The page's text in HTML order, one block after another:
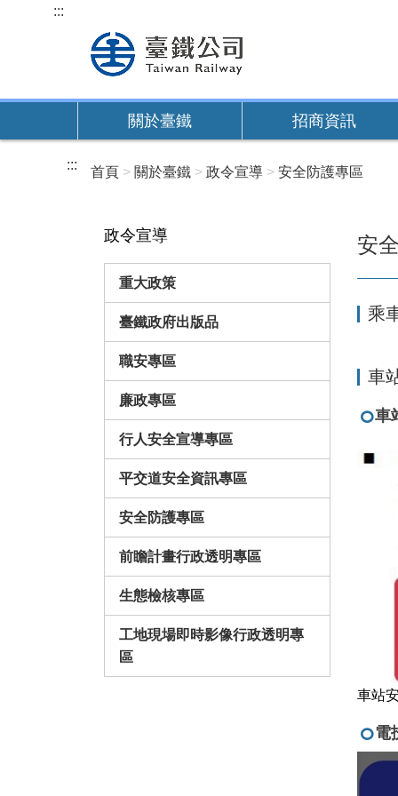
內
:::
關於臺鐵 招商資訊
::: 首頁 關於臺鐵 政令宣導 安全防護專區
政令宣導
重大政策
臺鐵政府出版品
職安專區
廉政專區
行人安全宣導專區
平交道安全資訊專區
安全防護專區
前瞻計畫行政透明專區
生態檢核專區
工地現場即時影像行政透明專
區
安
乘
車
車
車站
電